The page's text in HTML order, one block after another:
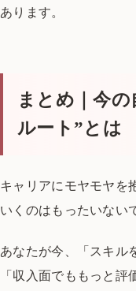
あります。
まとめ｜今
ルート”とは
キャリアにモヤモヤを
いくのはもったいない
あなたが今、
「スキル
「収入面でももっと評